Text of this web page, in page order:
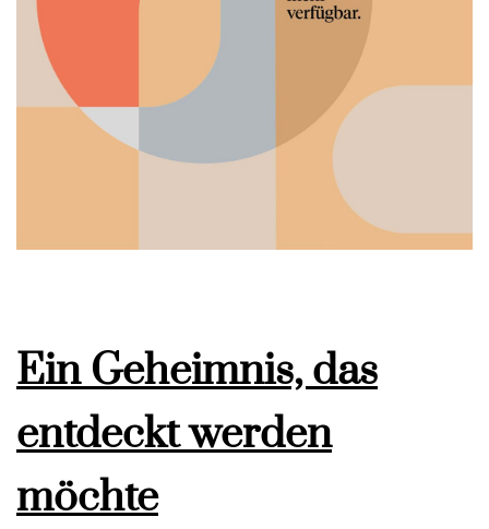
Ein Geheimnis, das
entdeckt werden
möchte